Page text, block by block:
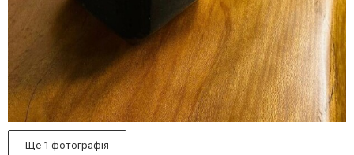
Ще 1 фотографія